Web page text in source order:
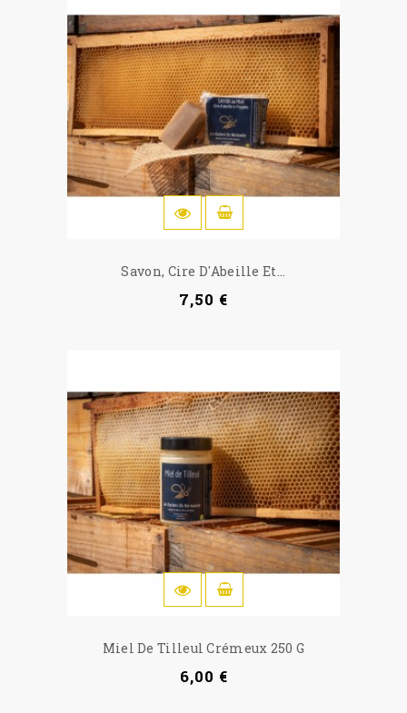
Savon, Cire D'Abeille Et...
7,50 €
Miel De Tilleul Crémeux 250 G
6,00 €